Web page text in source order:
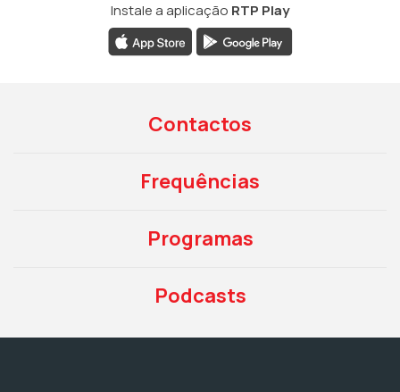
Instale a aplicação RTP Play
Contactos
Frequências
Programas
Podcasts